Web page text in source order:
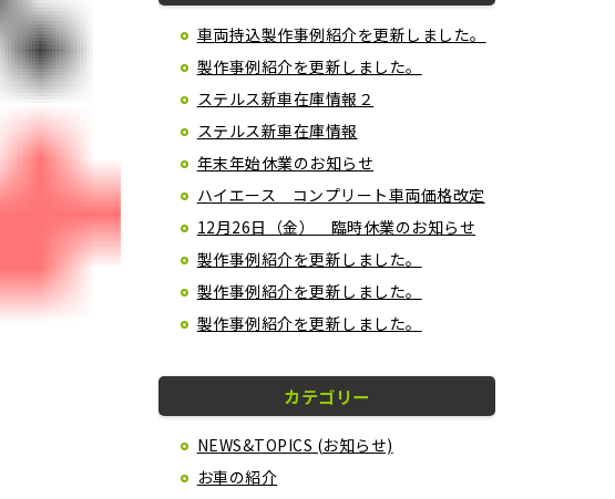
車両持込製作事例紹介を更新しました。
製作事例紹介を更新しました。
ステルス新車在庫情報２
ステルス新車在庫情報
年末年始休業のお知らせ
ハイエース コンプリート車両価格改定
12月26日（金） 臨時休業のお知らせ
製作事例紹介を更新しました。
製作事例紹介を更新しました。
製作事例紹介を更新しました。
カテゴリー
NEWS&TOPICS (お知らせ)
お車の紹介